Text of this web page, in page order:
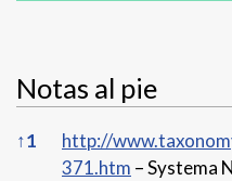
Notas al pie
Notas al pie
↑1
http://
371.htm – Systema